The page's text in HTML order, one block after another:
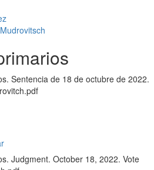
Sentencia de 18 de octubre de 2022.
Judgment. October 18, 2022. Vote